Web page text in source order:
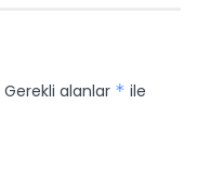
Gerekli alanlar * ile